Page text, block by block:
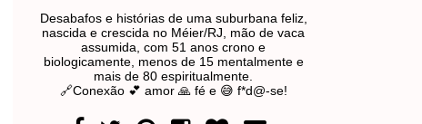
Desabafos e histórias de uma suburbana feliz,
nascida e crescida no Méier/RJ, mão de vaca
assumida, com 51 anos crono e
biologicamente, menos de 15 mentalmente e
mais de 80 espiritualmente.
🔗Conexão 💕 amor 🙏 fé e 😅 f*d@-se!